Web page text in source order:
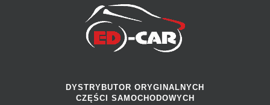
DYSTRYBUTOR ORYGINALNYCH
CZĘŚCI SAMOCHODOWYCH